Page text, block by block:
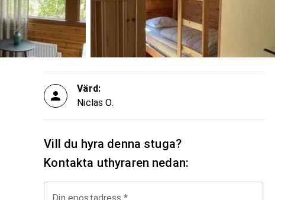
Värd:
Niclas O.
Vill du hyra denna stuga?
Kontakta uthyraren nedan: